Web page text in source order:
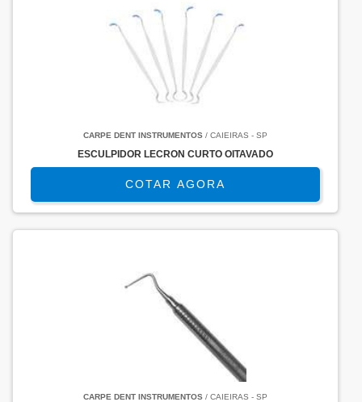
CARPE DENT INSTRUMENTOS / CAIEIRAS - SP
ESCULPIDOR LECRON CURTO OITAVADO
COTAR AGORA
CARPE DENT INSTRUMENTOS / CAIEIRAS - SP